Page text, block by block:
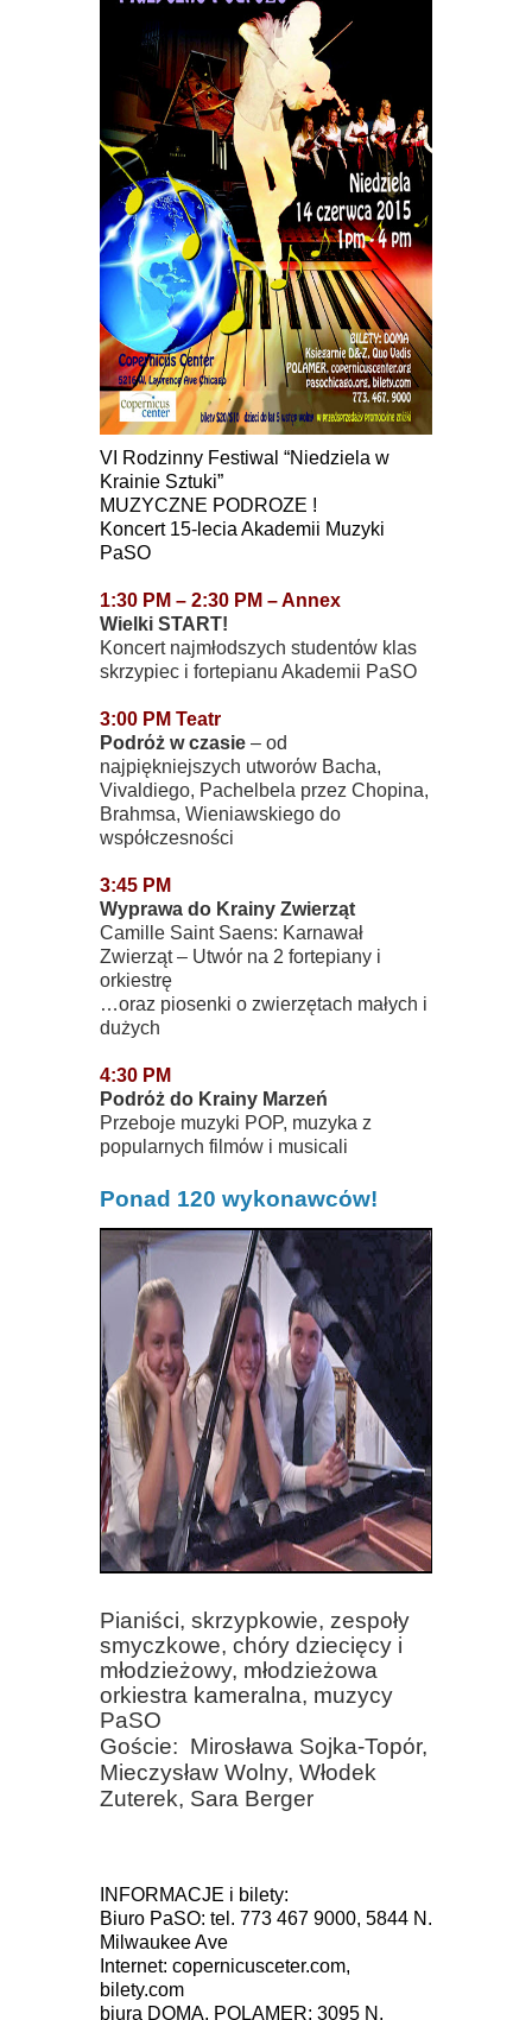
VI Rodzinny Festiwal “Niedziela w
Krainie Sztuki”
MUZYCZNE PODROZE !
Koncert 15-lecia Akademii Muzyki
PaSO
1:30 PM – 2:30 PM – Annex
Wielki START!
Koncert najmłodszych studentόw klas
skrzypiec i fortepianu Akademii PaSO
3:00 PM Teatr
Podrόż w czasie – od
najpiękniejszych utworόw Bacha,
Vivaldiego, Pachelbela przez Chopina,
Brahmsa, Wieniawskiego do
wspόłczesności
3:45 PM
Wyprawa do Krainy Zwierząt
Camille Saint Saens: Karnawał
Zwierząt – Utwόr na 2 fortepiany i
orkiestrę
…oraz piosenki o zwierzętach małych i
dużych
4:30 PM
Podrόż do Krainy Marzeń
Przeboje muzyki POP, muzyka z
popularnych filmόw i musicali
Ponad 120 wykonawcόw!
Pianiści, skrzypkowie, zespoły
smyczkowe, chόry dziecięcy i
młodzieżowy, młodzieżowa
orkiestra kameralna, muzycy
PaSO
Goście: Mirosława Sojka-Topόr,
Mieczysław Wolny, Włodek
Zuterek, Sara Berger
INFORMACJE i bilety:
Biuro PaSO: tel. 773 467 9000, 5844 N.
Milwaukee Ave
Internet: copernicusceter.com,
bilety.com
biura DOMA, POLAMER: 3095 N.